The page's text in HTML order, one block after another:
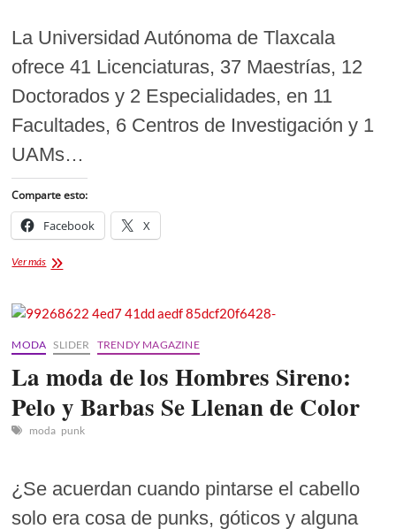
La Universidad Autónoma de Tlaxcala
ofrece 41 Licenciaturas, 37 Maestrías, 12
Doctorados y 2 Especialidades, en 11
Facultades, 6 Centros de Investigación y 1
UAMs…
Comparte esto:
Facebook X
Ver másUniversidad
Tlaxcala
2021
MODA SLIDER TRENDY MAGAZINE
La moda de los Hombres Sireno:
Pelo y Barbas Se Llenan de Color
moda punk
¿Se acuerdan cuando pintarse el cabello
solo era cosa de punks, góticos y alguna